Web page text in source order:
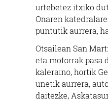
urtebetez itxiko
Onaren
puntutik aurrera,
Otsailean San
eta motorrak pasa
kaleraino, hortik
unetik aurrera,
daitezke,